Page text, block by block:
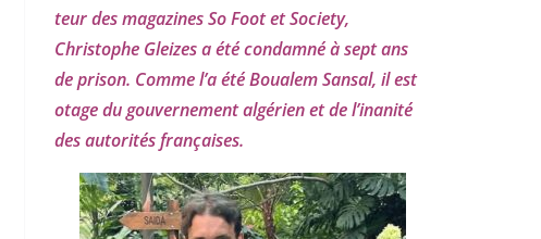
teur des maga­zines So Foot et Society,
Christophe Gleizesa été condam­né à sept ans
de pri­son. Comme l’a été Boualem Sansal, il est
otage du gou­ver­ne­ment algé­rien et de l’i­na­ni­té
des auto­ri­tés françaises.